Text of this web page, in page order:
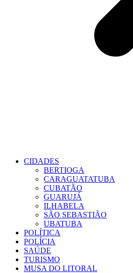
CIDADES
BERTIOGA
CARAGUATATUBA
CUBATÃO
GUARUJÁ
ILHABELA
SÃO SEBASTIÃO
UBATUBA
POLÍTICA
POLÍCIA
SAÚDE
TURISMO
MUSA DO LITORAL